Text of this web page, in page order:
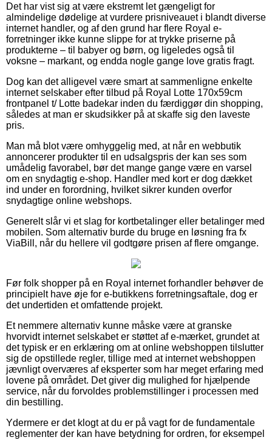
Det har vist sig at være ekstremt let gængeligt for
almindelige dødelige at vurdere prisniveauet i blandt diverse
internet handler, og af den grund har flere Royal e-
forretninger ikke kunne slippe for at trykke priserne på
produkterne – til babyer og børn, og ligeledes også til
voksne – markant, og endda nogle gange love gratis fragt.
Dog kan det alligevel være smart at sammenligne enkelte
internet selskaber efter tilbud på Royal Lotte 170x59cm
frontpanel t/ Lotte badekar inden du færdiggør din shopping,
således at man er skudsikker på at skaffe sig den laveste
pris.
Man må blot være omhyggelig med, at når en webbutik
annoncerer produkter til en udsalgspris der kan ses som
umådelig favorabel, bør det mange gange være en varsel
om en snydagtig e-shop. Handler med kort er dog dækket
ind under en forordning, hvilket sikrer kunden overfor
snydagtige online webshops.
Generelt slår vi et slag for kortbetalinger eller betalinger med
mobilen. Som alternativ burde du bruge en løsning fra fx
ViaBill, når du hellere vil godtgøre prisen af flere omgange.
Før folk shopper på en Royal internet forhandler behøver de
principielt have øje for e-butikkens forretningsaftale, dog er
det undertiden et omfattende projekt.
Et nemmere alternativ kunne måske være at granske
hvorvidt internet selskabet er støttet af e-mærket, grundet at
det typisk er en erklæring om at online webshoppen tilslutter
sig de opstillede regler, tillige med at internet webshoppen
jævnligt overværes af eksperter som har meget erfaring med
lovene på området. Det giver dig mulighed for hjælpende
service, når du forvoldes problemstillinger i processen med
din bestilling.
Ydermere er det klogt at du er på vagt for de fundamentale
reglementer der kan have betydning for ordren, for eksempel